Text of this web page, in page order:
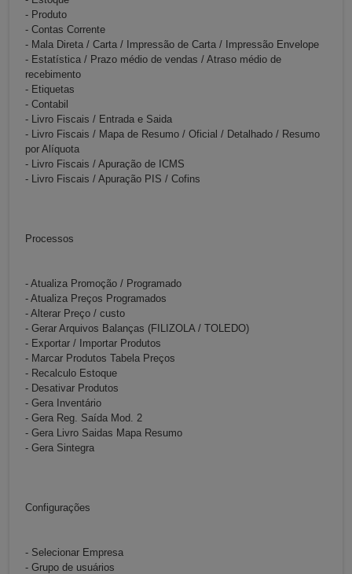
- Produto
- Contas Corrente
- Mala Direta / Carta / Impressão de Carta / Impressão Envelope
- Estatística / Prazo médio de vendas / Atraso médio de
recebimento
- Etiquetas
- Contabil
- Livro Fiscais / Entrada e Saida
- Livro Fiscais / Mapa de Resumo / Oficial / Detalhado / Resumo
por Alíquota
- Livro Fiscais / Apuração de ICMS
- Livro Fiscais / Apuração PIS / Cofins
Processos
- Atualiza Promoção / Programado
- Atualiza Preços Programados
- Alterar Preço / custo
- Gerar Arquivos Balanças (FILIZOLA / TOLEDO)
- Exportar / Importar Produtos
- Marcar Produtos Tabela Preços
- Recalculo Estoque
- Desativar Produtos
- Gera Inventário
- Gera Reg. Saída Mod. 2
- Gera Livro Saidas Mapa Resumo
- Gera Sintegra
Configurações
- Selecionar Empresa
- Grupo de usuários